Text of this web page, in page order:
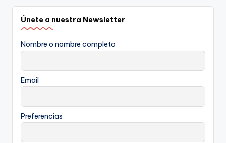
Únete a nuestra Newsletter
Nombre o nombre completo
Email
Preferencias